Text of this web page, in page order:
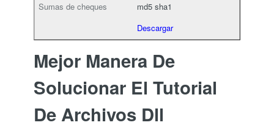
md5 sha1
Descargar
Mejor Manera De
Solucionar El Tutorial
De Archivos Dll